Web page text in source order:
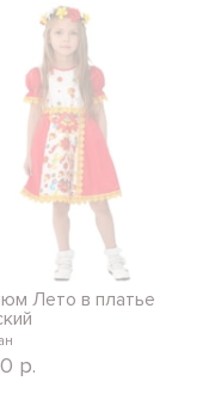
Лето в платье
р.